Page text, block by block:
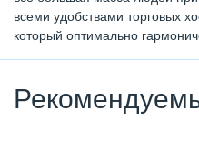
всеми удобствами торговых
который оптимально